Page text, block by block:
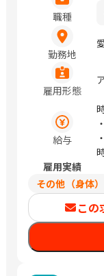
職種
勤務地
雇用形態
給与
雇用実績
その他（身体）
この